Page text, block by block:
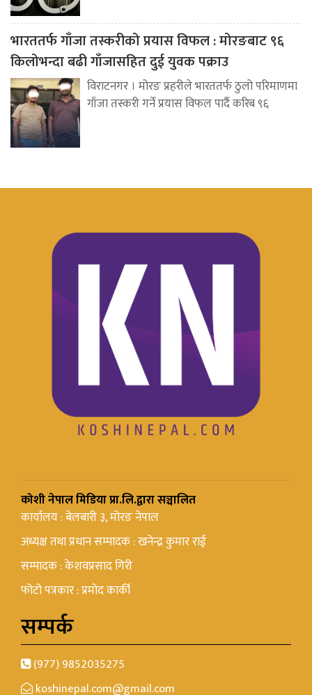
भारततर्फ गाँजा तस्करीको प्रयास विफल : मोरङबाट ९६
किलोभन्दा बढी गाँजासहित दुई युवक पक्राउ
विराटनगर । मोरङ प्रहरीले भारततर्फ ठुलो परिमाणमा
गाँजा तस्करी गर्ने प्रयास विफल पार्दै करिब ९६
कोशी नेपाल मिडिया प्रा.लि.द्वारा सञ्चालित
कार्यालय : बेलबारी ३, मोरङ नेपाल
अध्यक्ष तथा प्रधान सम्पादक : खनेन्द्र कुमार राई
सम्पादक : केशवप्रसाद गिरी
फोटो पत्रकार : प्रमोद कार्की
सम्पर्क
(977) 9852035275
koshinepal.com@gmail.com